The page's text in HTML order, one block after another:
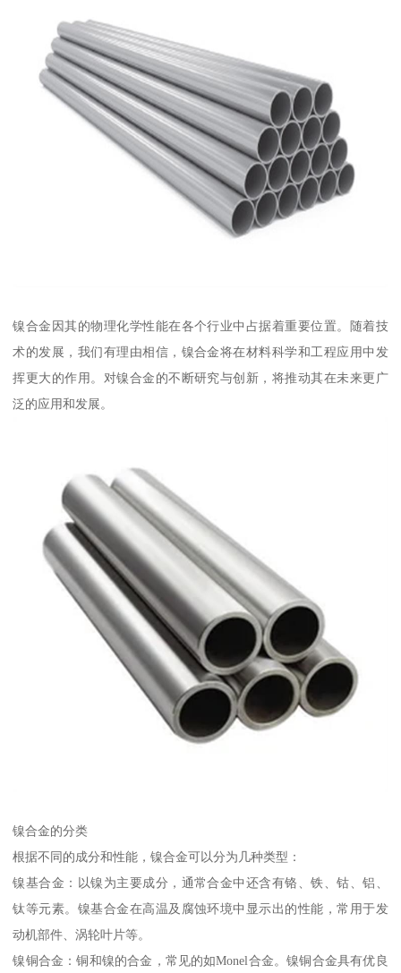
镍合金因其的物理化学性能在各个行业中占据着重要位置。随着技
术的发展，我们有理由相信，镍合金将在材料科学和工程应用中发
挥更大的作用。对镍合金的不断研究与创新，将推动其在未来更广
泛的应用和发展。
镍合金的分类
根据不同的成分和性能，镍合金可以分为几种类型：
镍基合金：以镍为主要成分，通常合金中还含有铬、铁、钴、铝、
钛等元素。镍基合金在高温及腐蚀环境中显示出的性能，常用于发
动机部件、涡轮叶片等。
镍铜合金：铜和镍的合金，常见的如Monel合金。镍铜合金具有优良